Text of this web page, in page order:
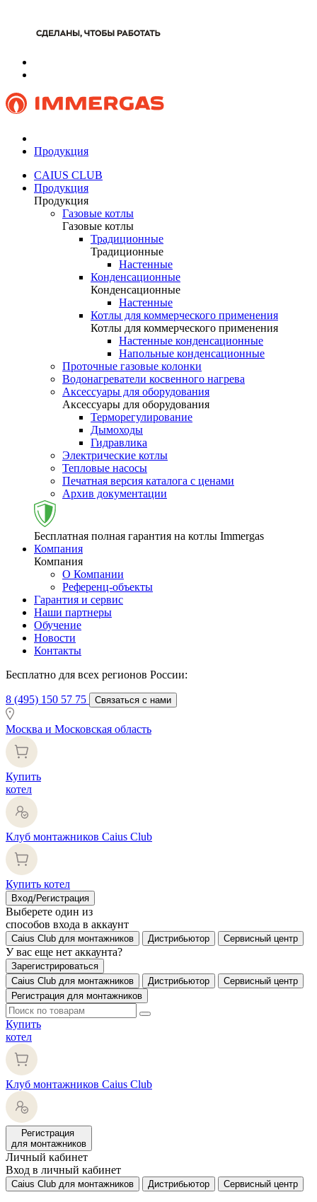
Продукция
CAIUS CLUB
Продукция
Продукция
Газовые котлы
Газовые котлы
Традиционные
Традиционные
Настенные
Конденсационные
Конденсационные
Настенные
Котлы для коммерческого применения
Котлы для коммерческого применения
Настенные конденсационные
Напольные конденсационные
Проточные газовые колонки
Водонагреватели косвенного нагрева
Аксессуары для оборудования
Аксессуары для оборудования
Терморегулирование
Дымоходы
Гидравлика
Электрические котлы
Тепловые насосы
Печатная версия каталога с ценами
Архив документации
Бесплатная полная гарантия на котлы Immergas
Компания
Компания
О Компании
Референц-объекты
Гарантия и сервис
Наши партнеры
Обучение
Новости
Контакты
Бесплатно для всех регионов России:
8 (495) 150 57 75 Связаться с нами
Москва и Московская область
Купить
котел
Клуб монтажников Caius Club
Купить котел
Вход/Регистрация
Выберете один из
способов входа в аккаунт
Caius Club для монтажников Дистрибьютор Сервисный центр
У вас еще нет аккаунта?
Зарегистрироваться
Caius Club для монтажников
Дистрибьютор
Сервисный центр
Регистрация для монтажников
Купить
котел
Клуб монтажников Caius Club
Регистрация
для монтажников
Личный кабинет
Вход в личный кабинет
Caius Club для монтажников Дистрибьютор Сервисный центр